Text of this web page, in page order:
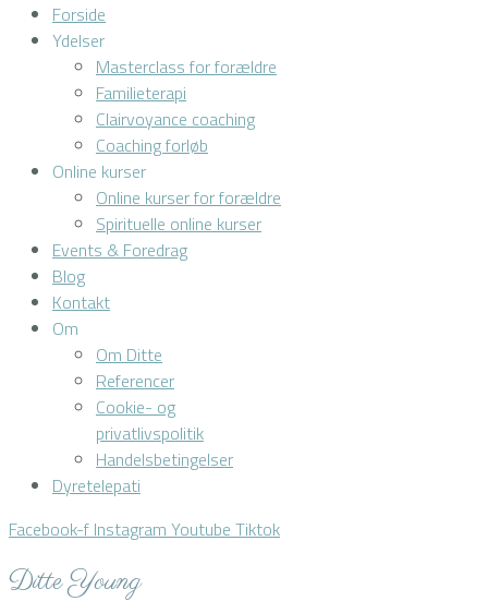
Forside
Ydelser
Masterclass for forældre
Familieterapi
Clairvoyance coaching
Coaching forløb
Online kurser
Online kurser for forældre
Spirituelle online kurser
Events & Foredrag
Blog
Kontakt
Om
Om Ditte
Referencer
Cookie- og
privatlivspolitik
Handelsbetingelser
Dyretelepati
Facebook-f Instagram Youtube Tiktok
Ditte Young